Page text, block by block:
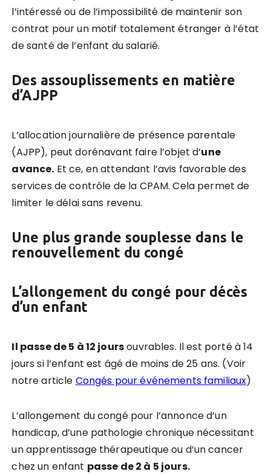
l’intéressé ou de l’impossibilité de maintenir son
contrat pour un motif totalement étranger à l’état
de santé de l’enfant du salarié.
Des assouplissements en matière
d’AJPP
L’allocation journalière de présence parentale
(AJPP), peut dorénavant faire l’objet d’une
avance. Et ce, en attendant l’avis favorable des
services de contrôle de la CPAM. Cela permet de
limiter le délai sans revenu.
Une plus grande souplesse dans le
renouvellement du congé
L’allongement du congé pour décès
d’un enfant
Il passe de 5 à 12 joursouvrables. Il est porté à 14
jours si l’enfant est âgé de moins de 25 ans. (Voir
notre article Congés pour événements familiaux)
L’allongement du congé pour l’annonce d’un
handicap, d’une pathologie chronique nécessitant
un apprentissage thérapeutique ou d’un cancer
chez un enfant passe de 2 à 5 jours.